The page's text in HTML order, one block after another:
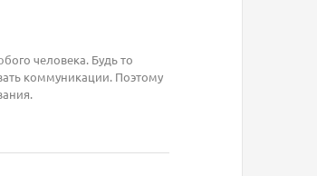
человека. Будь то
коммуникации. Поэтому